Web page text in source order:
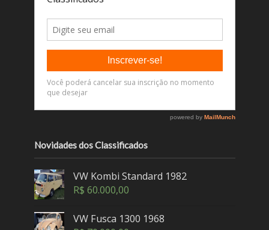
Novidades dos Classificados
VW Kombi Standard 1982
R$ 60.000,00
VW Fusca 1300 1968